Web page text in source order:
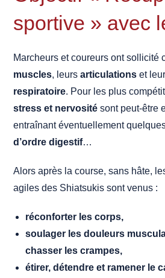
sportive » avec
Marcheurs et coureurs ont sollicité
muscles, leursarticulations et
respiratoire. Pour les plus
stress et nervosité sont peut-être
entraînant éventuellement
d’ordre digestif…
Alors après la course, sans hâte,
agiles des Shiatsukis sont venus :
réconforter les corps,
soulager les douleurs
chasser les crampes,
étirer, détendre et ramener le